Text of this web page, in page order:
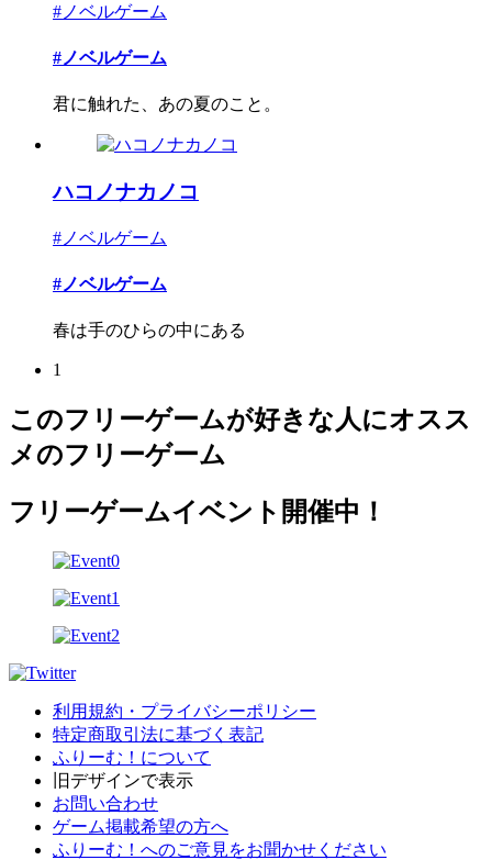
#ノベルゲーム
#ノベルゲーム
君に触れた、あの夏のこと。
ハコノナカノコ
#ノベルゲーム
#ノベルゲーム
春は手のひらの中にある
1
このフリーゲームが好きな人にオスス
メのフリーゲーム
フリーゲームイベント開催中！
利用規約・プライバシーポリシー
特定商取引法に基づく表記
ふりーむ！について
旧デザインで表示
お問い合わせ
ゲーム掲載希望の方へ
ふりーむ！へのご意見をお聞かせください